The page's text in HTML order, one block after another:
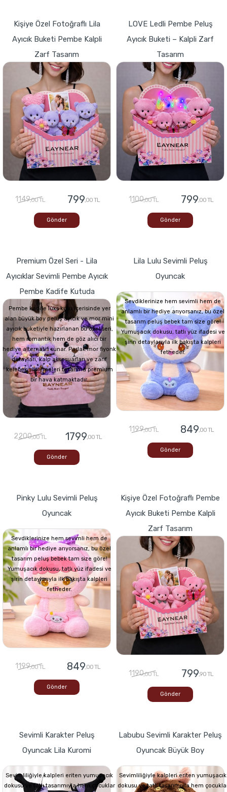
Kişiye Özel Fotoğraflı Lila
Ayıcık Buketi Pembe Kalpli
Zarf Tasarım
1149,00 TL 799,00 TL
Gönder
LOVE Ledli Pembe Peluş
Ayıcık Buketi – Kalpli Zarf
Tasarım
1100,00 TL 799,00 TL
Gönder
Premium Özel Seri - Lila
Ayıcıklar Sevimli Pembe Ayıcık
Pembe Kadife Kutuda
Pembe kadife lüks kutu içerisinde yer
alan büyük boy peluş ayıcık ve mor mini
ayıcık buketiyle hazırlanan bu özel seri,
hem romantik hem de göz alıcı bir
hediye alternatifi sunar. Parlak mor fiyonk
detayları, kalp aksesuarları ve zarif
kelebek süslemeleri tasarıma premium
bir hava katmaktadır.
2200,00 TL 1799,00 TL
Gönder
Lila Lulu Sevimli Peluş
Oyuncak
Sevdiklerinize hem sevimli hem de
anlamlı bir hediye arıyorsanız, bu özel
tasarım peluş bebek tam size göre!
Yumuşacık dokusu, tatlı yüz ifadesi ve
şirin detaylarıyla ilk bakışta kalpleri
fetheder.
1199,00 TL 849,00 TL
Gönder
Pinky Lulu Sevimli Peluş
Oyuncak
Sevdiklerinize hem sevimli hem de
anlamlı bir hediye arıyorsanız, bu özel
tasarım peluş bebek tam size göre!
Yumuşacık dokusu, tatlı yüz ifadesi ve
şirin detaylarıyla ilk bakışta kalpleri
fetheder.
1199,00 TL 849,00 TL
Gönder
Kişiye Özel Fotoğraflı Pembe
Ayıcık Buketi Pembe Kalpli
Zarf Tasarım
1190,00 TL 799,90 TL
Gönder
Sevimli Karakter Peluş
Oyuncak Lila Kuromi
Sevimliliğiyle kalpleri eriten yumuşacık
dokusu ve tatlı tasarımıyla hem çocuklar
Labubu Sevimli Karakter Peluş
Oyuncak Büyük Boy
Sevimliliğiyle kalpleri eriten yumuşacık
dokusu ve tatlı tasarımıyla hem